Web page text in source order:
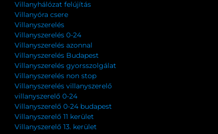
Villanyhálózat felújítás
Villanyóra csere
Villanyszerelés
Villanyszerelés 0-24
Villanyszerelés azonnal
Villanyszerelés Budapest
Villanyszerelés gyorsszolgálat
Villanyszerelés non stop
Villanyszerelés villanyszerelő
villanyszerelő 0-24
Villanyszerelő 0-24 budapest
Villanyszerelő 11 kerület
Villanyszerelő 13. kerület